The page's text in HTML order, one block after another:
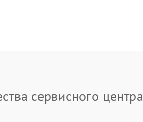
сервисного центра